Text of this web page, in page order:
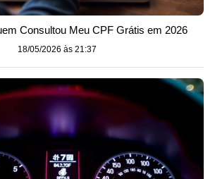
Consultou Meu CPF Grátis em 2026
18/05/2026 às 21:37